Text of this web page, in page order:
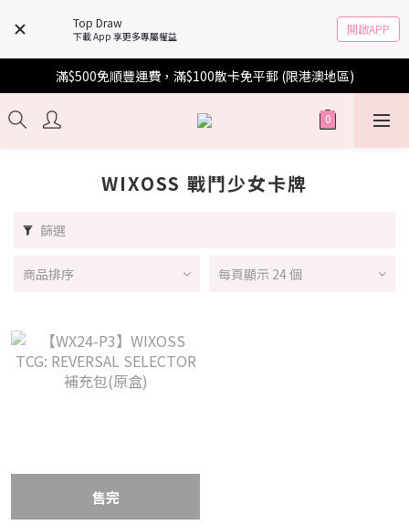
Top Draw
下載 App 享更多專屬權益 開啟APP
滿$500免順豐運費，滿$100散卡免平郵 (限港澳地區)
WIXOSS 戰鬥少女卡牌
篩選
商品排序 每頁顯示 24 個
售完